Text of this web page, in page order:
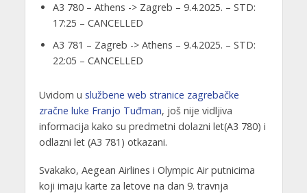
A3 780 – Athens -> Zagreb – 9.4.2025. – STD:
17:25 – CANCELLED
A3 781 – Zagreb -> Athens – 9.4.2025. – STD:
22:05 – CANCELLED
Uvidom u službene web stranice zagrebačke
zračne luke Franjo Tuđman, još nije vidljiva
informacija kako su predmetni dolazni let(A3 780) i
odlazni let (A3 781) otkazani.
Svakako, Aegean Airlines i Olympic Air putnicima
koji imaju karte za letove na dan 9. travnja